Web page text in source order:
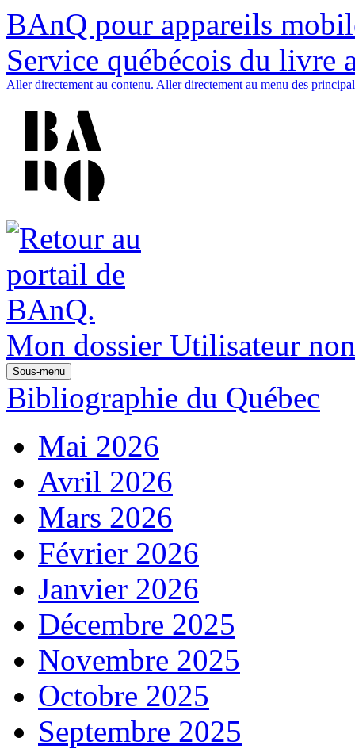
BAnQ pour appareils
Service québécois du livre
Aller directement au contenu. Aller directement au menu des
Mon dossier Utilisateur
Sous-menu
Bibliographie du Québec
Mai 2026
Avril 2026
Mars 2026
Février 2026
Janvier 2026
Décembre 2025
Novembre 2025
Octobre 2025
Septembre 2025